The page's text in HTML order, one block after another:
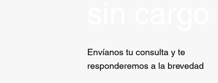
Envíanos tu consulta y te
responderemos a la brevedad